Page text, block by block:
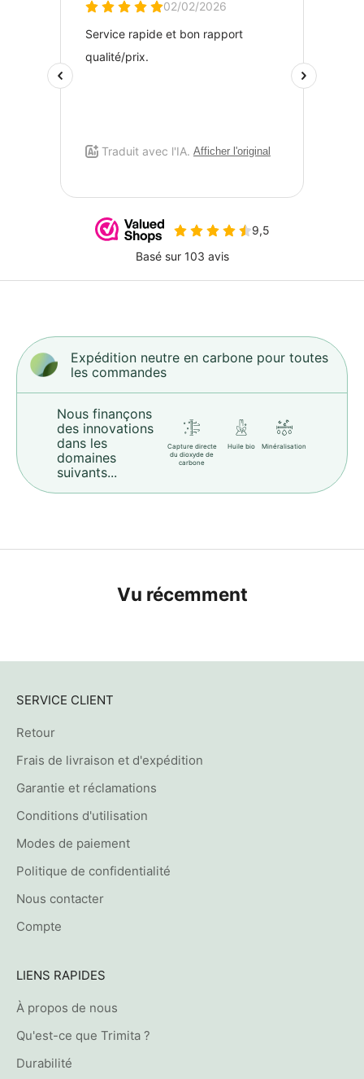
Expédition neutre en carbone pour toutes
les commandes
Nous finançons
des innovations
dans les
domaines
suivants...
Capture directe
du dioxyde de
carbone
Huile bio Minéralisation
Vu récemment
SERVICE CLIENT
Retour
Frais de livraison et d'expédition
Garantie et réclamations
Conditions d'utilisation
Modes de paiement
Politique de confidentialité
Nous contacter
Compte
LIENS RAPIDES
À propos de nous
Qu'est-ce que Trimita ?
Durabilité